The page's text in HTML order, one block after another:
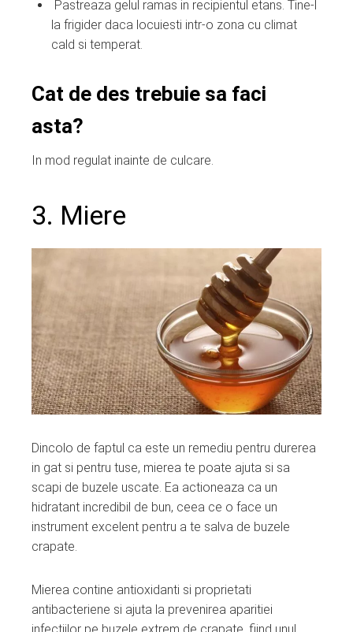
Pastreaza gelul ramas in recipientul etans. Tine-l
la frigider daca locuiesti intr-o zona cu climat
cald si temperat.
Cat de des trebuie sa faci
asta?
In mod regulat inainte de culcare.
3. Miere
Dincolo de faptul ca este un remediu pentru durerea
in gat si pentru tuse, mierea te poate ajuta si sa
scapi de buzele uscate. Ea actioneaza ca un
hidratant incredibil de bun, ceea ce o face un
instrument excelent pentru a te salva de buzele
crapate.
Mierea contine antioxidanti si proprietati
antibacteriene si ajuta la prevenirea aparitiei
infectiilor pe buzele extrem de crapate, fiind unul